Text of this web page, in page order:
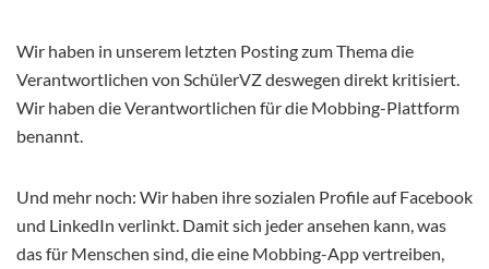
Wir haben in unserem letzten Posting zum Thema die
Verantwortlichen von SchülerVZ deswegen direkt kritisiert.
Wir haben die Verantwortlichen für die Mobbing-Plattform
benannt.
Und mehr noch: Wir haben ihre sozialen Profile auf Facebook
und LinkedIn verlinkt. Damit sich jeder ansehen kann, was
das für Menschen sind, die eine Mobbing-App vertreiben,